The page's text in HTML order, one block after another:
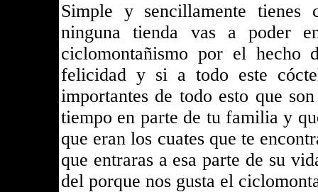
Simple y sencillamente
ninguna tienda vas a poder
ciclomontañismo por el hecho
felicidad y si a todo este
importantes de todo esto que
tiempo en parte de tu familia y
que eran los cuates que te
que entraras a esa parte de su
del porque nos gusta el